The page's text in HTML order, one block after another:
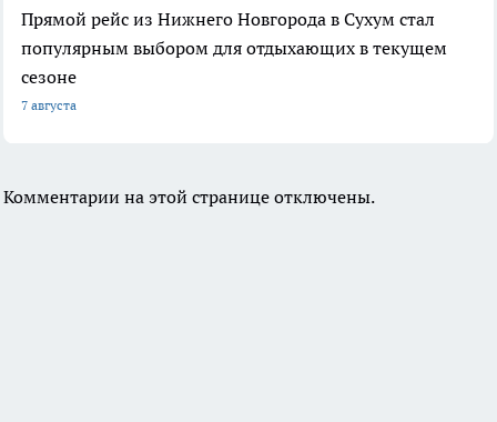
Прямой рейс из Нижнего Новгорода в Сухум стал
популярным выбором для отдыхающих в текущем
сезоне
7 августа
Комментарии на этой странице отключены.